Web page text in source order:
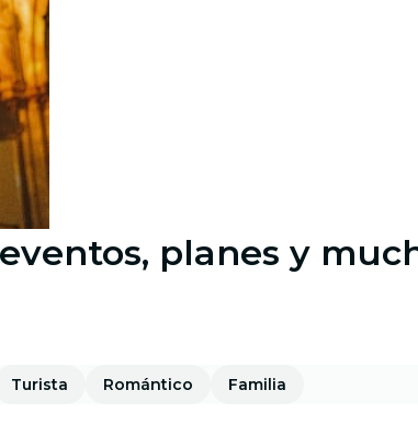
planes y
Turista Romántico Familia